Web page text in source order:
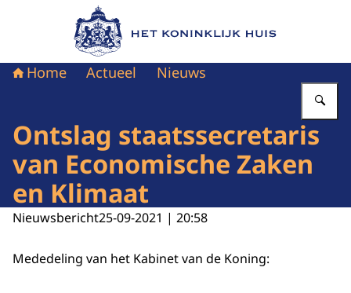
Naar de homepage van Het Koninklijk Huis
Home Actueel Nieuws
Ontslag staatssecretaris
van Economische Zaken
en Klimaat
Nieuwsbericht25-09-2021 | 20:58
Mededeling van het Kabinet van de Koning: